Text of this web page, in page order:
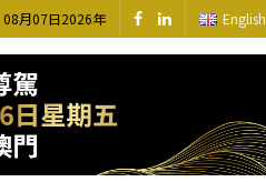
08月07日2026年 English